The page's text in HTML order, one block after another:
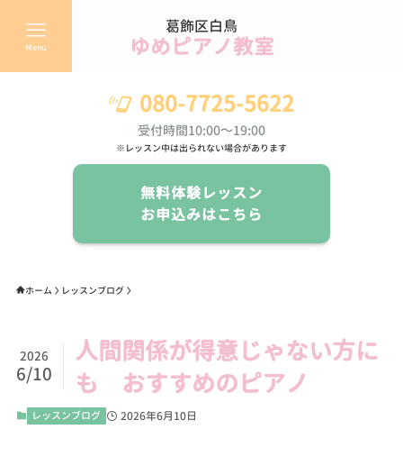
葛飾区白鳥
ゆめピアノ教室
Menu
080-7725-5622
受付時間10:00～19:00
※レッスン中は出られない場合があります
無料体験レッスン
お申込みはこちら
ホーム レッスンブログ
人間関係が得意じゃない方に
も おすすめのピアノ
2026
6/10
レッスンブログ 2026年6月10日